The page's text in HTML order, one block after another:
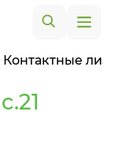
Контактные